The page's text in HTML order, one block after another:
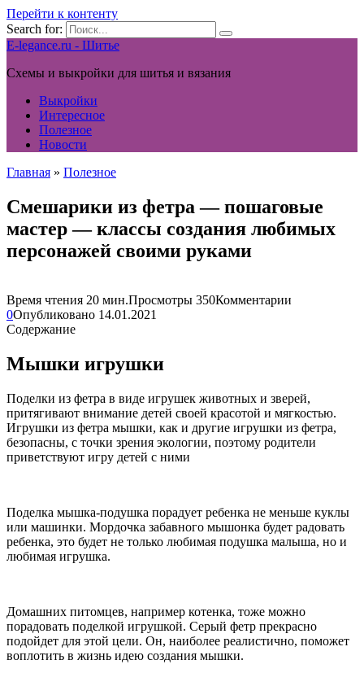
Перейти к контенту
Search for:
E-legance.ru - Шитье
Схемы и выкройки для шитья и вязания
Выкройки
Интересное
Полезное
Новости
Главная » Полезное
Смешарики из фетра — пошаговые
мастер — классы создания любимых
персонажей своими руками
Время чтения 20 мин.Просмотры 350Комментарии
0Опубликовано 14.01.2021
Содержание
Мышки игрушки
Поделки из фетра в виде игрушек животных и зверей,
притягивают внимание детей своей красотой и мягкостью.
Игрушки из фетра мышки, как и другие игрушки из фетра,
безопасны, с точки зрения экологии, поэтому родители
приветствуют игру детей с ними
Поделка мышка-подушка порадует ребенка не меньше куклы
или машинки. Мордочка забавного мышонка будет радовать
ребенка, это будет не только любимая подушка малыша, но и
любимая игрушка.
Домашних питомцев, например котенка, тоже можно
порадовать поделкой игрушкой. Серый фетр прекрасно
подойдет для этой цели. Он, наиболее реалистично, поможет
воплотить в жизнь идею создания мышки.